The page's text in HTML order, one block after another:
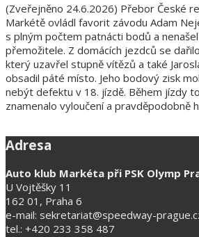
(Zveřejněno 24.6.2026) Přebor České
Markétě ovládl favorit závodu Adam
s plným počtem patnácti bodů a
přemožitele. Z domácích jezdců se
který uzavřel stupně vítězů a také
obsadil páté místo. Jeho bodový zisk
nebýt defektu v 18. jízdě. Během jízdy
znamenalo vyloučení a pravděpodobně
Adresa
Auto klub Markéta při PSK Olymp
U Vojtěšky 11
162 01, Praha 6
e-mail: sekretariat@speedway-
tel.: +420 233 358 487